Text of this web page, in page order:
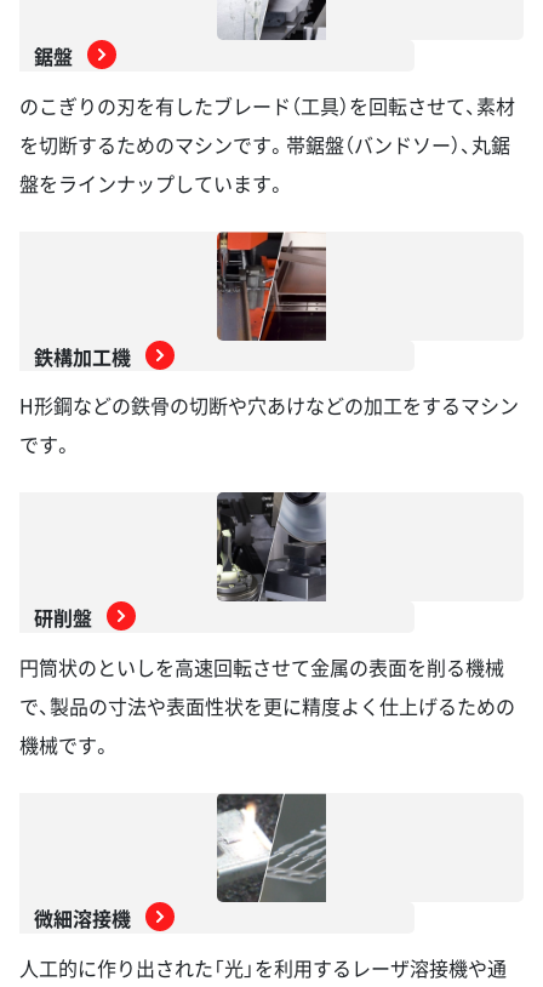
鋸盤
のこぎりの刃を有したブレード（工具）を回転させて、素材
を切断するためのマシンです。帯鋸盤（バンドソー）、丸鋸
盤をラインナップしています。
鉄構加工機
H形鋼などの鉄骨の切断や穴あけなどの加工をするマシン
です。
研削盤
円筒状のといしを高速回転させて金属の表面を削る機械
で、製品の寸法や表面性状を更に精度よく仕上げるための
機械です。
微細溶接機
人工的に作り出された「光」を利用するレーザ溶接機や通